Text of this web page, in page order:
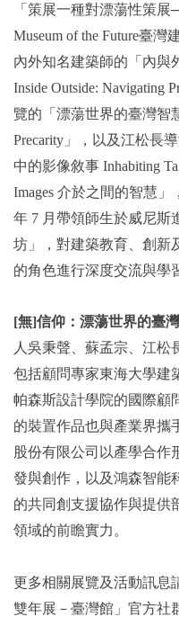
「策展一種對漂蕩性策展
Museum of the Future臺
內外知名建築師的「內與
Inside Outside: Navigating
覽的「漂蕩世界的臺灣智
Precarity」，以及江松長
中的影像敘事 Inhabiting
Images 介於之間的智慧
年 7 月帶領師生於威尼斯
坊」，對建築教育、創新
的角色進行深度交流與學
[無]信仰：漂蕩世界的臺
人吳秉聲、蘇孟宗、江松
包括顧問專家東海大學建
帕森斯設計學院的國際顧
的裝置作品也與產業界攜
股份有限公司以產學合作
發與創作，以及鴻森智能
的共同創支援協作與提供
領域的前瞻實力。
更多相關展覽及活動訊息
雙年展－臺灣館」官方社